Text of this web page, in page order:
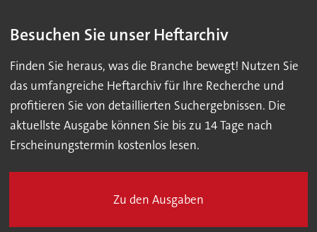
Besuchen Sie unser Heftarchiv
Finden Sie heraus, was die Branche bewegt! Nutzen Sie
das umfangreiche Heftarchiv für Ihre Recherche und
profitieren Sie von detaillierten Suchergebnissen. Die
aktuellste Ausgabe können Sie bis zu 14 Tage nach
Erscheinungstermin kostenlos lesen.
Zu den Ausgaben